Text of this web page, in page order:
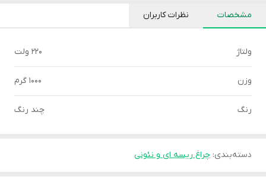
مشخصات نظرات کاربران
ولتاژ 220 ولت
وزن 1000 گرم
رنگ چند رنگ
دسته‌بندی: چراغ ریسه ای و نئونی